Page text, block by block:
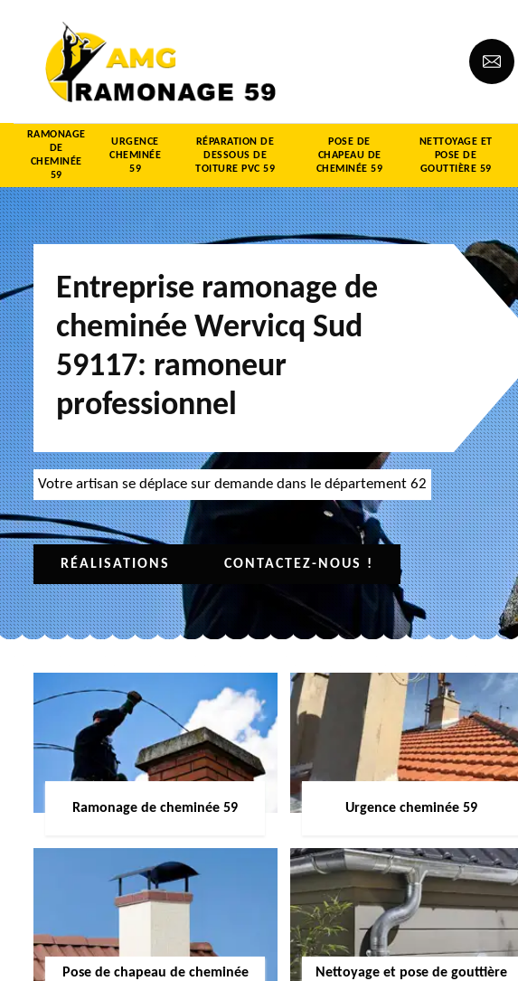
RAMONAGE
DE
CHEMINÉE
59
URGENCE
CHEMINÉE
59
RÉPARATION DE
DESSOUS DE
TOITURE PVC 59
POSE DE
CHAPEAU DE
CHEMINÉE 59
NETTOYAGE ET
POSE DE
GOUTTIÈRE 59
Entreprise ramonage de
cheminée Wervicq Sud
59117: ramoneur
professionnel
Votre artisan se déplace sur demande dans le département 62
RÉALISATIONS CONTACTEZ-NOUS !
Ramonage de cheminée 59 Urgence cheminée 59
Pose de chapeau de cheminée
Nettoyage et pose de gouttière